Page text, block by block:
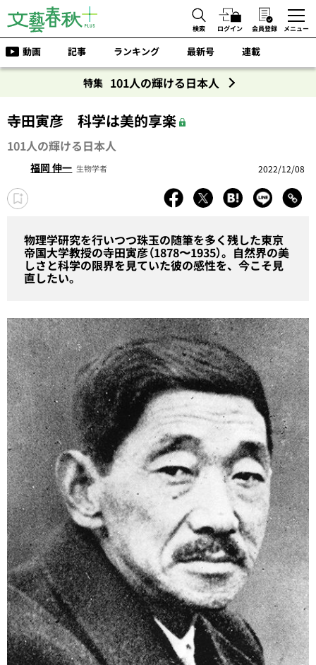
検索 ログイン 会員登録 メニュー
動画 記事 ランキング 最新号 連載
特集 101人の輝ける日本人
寺田寅彦 科学は美的享楽
101人の輝ける日本人
福岡 伸一 生物学者 2022/12/08
物理学研究を行いつつ珠玉の随筆を多く残した東京
帝国大学教授の寺田寅彦（1878〜1935）。自然界の美
しさと科学の限界を見ていた彼の感性を、今こそ見
直したい。